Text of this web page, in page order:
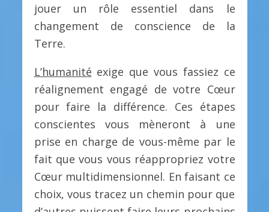
jouer un rôle essentiel dans le
changement de conscience de la
Terre.
L’humanité exige que vous fassiez ce
réalignement engagé de votre Cœur
pour faire la différence. Ces étapes
conscientes vous mèneront à une
prise en charge de vous-même par le
fait que vous vous réappropriez votre
Cœur multidimensionnel. En faisant ce
choix, vous tracez un chemin pour que